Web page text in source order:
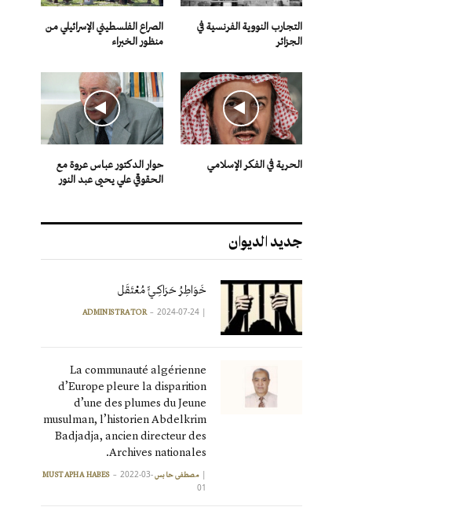
التجارب النووية الفرنسية في
الجزائر
الصراع الفلسطيني الإسرائيلي من
منظور الخبراء
الحرية في الفكر الإسلامي
حوار الدكتور عباس عروة مع
الحقوقي علي يحيى عبد النور
جديد الديوان
خَوَاطِرُ حَرَاكِـيٍّ مُعْتَقَل
|
ADMINISTRATOR 2024-07-24
La communauté algérienne
d’Europe pleure la disparition
d’une des plumes du Jeune
musulman, l’historien Abdelkrim
Badjadja, ancien directeur des
Archives nationales.
| مصطفى حابس MUSTAPHA HABES2022-03-
01